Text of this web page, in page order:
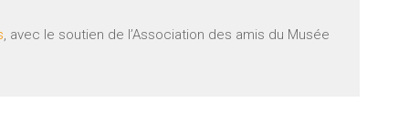
, avec le soutien de l’Association des amis du Musée